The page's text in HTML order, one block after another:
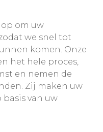
om uw
we snel tot
komen. Onze
het hele proces,
en nemen de
Zij maken uw
basis van uw